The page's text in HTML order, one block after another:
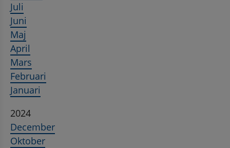
Juli
Juni
Maj
April
Mars
Februari
Januari
2024
December
Oktober